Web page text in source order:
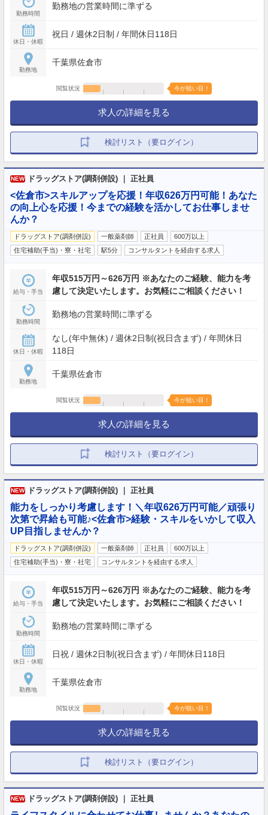
勤務時間
勤務地の営業時間に準ずる
休日・休暇
祝日 / 週休2日制 / 年間休日118日
勤務地
千葉県佐倉市
閲覧状況 今が狙い目！
求人の詳細を見る
検討リスト（要ログイン）
NEW ドラッグストア(調剤併設) ｜ 正社員
<佐倉市>スキルアップを応援！年収626万円可能！あなた
の向上心を応援！今までの経験を活かしてお仕事しませ
んか？
ドラッグストア(調剤併設) 一般薬剤師 正社員
600万以上
住宅補助(手当)・寮・社宅
駅5分 コンサルタントを経由する求人
給与・手当
年収515万円～626万円 ※あなたのご経験、能力を考
慮して決定いたします。お気軽にご相談ください！
勤務時間
勤務地の営業時間に準ずる
休日・休暇
なし(年中無休) / 週休2日制(祝日含まず) / 年間休日
118日
勤務地
千葉県佐倉市
閲覧状況 今が狙い目！
求人の詳細を見る
検討リスト（要ログイン）
NEW ドラッグストア(調剤併設) ｜ 正社員
能力をしっかり考慮します！＼年収626万円可能／頑張り
次第で昇給も可能♪<佐倉市>経験・スキルをいかして収入
UP目指しませんか？
ドラッグストア(調剤併設) 一般薬剤師 正社員
600万以上
住宅補助(手当)・寮・社宅
コンサルタントを経由する求人
給与・手当
年収515万円～626万円 ※あなたのご経験、能力を考
慮して決定いたします。お気軽にご相談ください！
勤務時間
勤務地の営業時間に準ずる
休日・休暇
日祝 / 週休2日制(祝日含まず) / 年間休日118日
勤務地
千葉県佐倉市
閲覧状況 今が狙い目！
求人の詳細を見る
検討リスト（要ログイン）
NEW ドラッグストア(調剤併設) ｜ 正社員